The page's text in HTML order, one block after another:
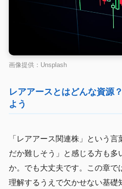
画像提供：Unsplash
レアアースとはどんな資源
よう
「レアアース関連株」という
だか難しそう」と感じる方も多
か。でも大丈夫です。この章で
理解するうえで欠かせない基礎